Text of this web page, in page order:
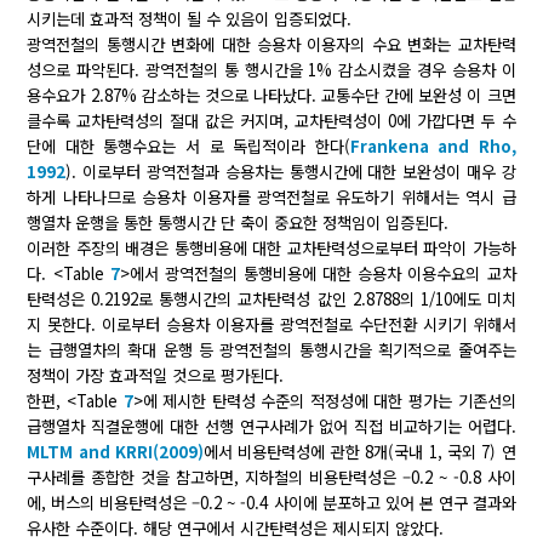
시키는데 효과적 정책이 될 수 있음이 입증되었다.
광역전철의 통행시간 변화에 대한 승용차 이용자의 수요 변화는 교차탄력
성으로 파악된다. 광역전철의 통 행시간을 1% 감소시켰을 경우 승용차 이
용수요가 2.87% 감소하는 것으로 나타났다. 교통수단 간에 보완성 이 크면
클수록 교차탄력성의 절대 값은 커지며, 교차탄력성이 0에 가깝다면 두 수
단에 대한 통행수요는 서 로 독립적이라 한다(Frankena and Rho,
1992). 이로부터 광역전철과 승용차는 통행시간에 대한 보완성이 매우 강
하게 나타나므로 승용차 이용자를 광역전철로 유도하기 위해서는 역시 급
행열차 운행을 통한 통행시간 단 축이 중요한 정책임이 입증된다.
이러한 주장의 배경은 통행비용에 대한 교차탄력성으로부터 파악이 가능하
다. <Table 7>에서 광역전철의 통행비용에 대한 승용차 이용수요의 교차
탄력성은 0.2192로 통행시간의 교차탄력성 값인 2.8788의 1/10에도 미치
지 못한다. 이로부터 승용차 이용자를 광역전철로 수단전환 시키기 위해서
는 급행열차의 확대 운행 등 광역전철의 통행시간을 획기적으로 줄여주는
정책이 가장 효과적일 것으로 평가된다.
한편, <Table 7>에 제시한 탄력성 수준의 적정성에 대한 평가는 기존선의
급행열차 직결운행에 대한 선행 연구사례가 없어 직접 비교하기는 어렵다.
MLTM and KRRI(2009)에서 비용탄력성에 관한 8개(국내 1, 국외 7) 연
구사례를 종합한 것을 참고하면, 지하철의 비용탄력성은 –0.2 ~ -0.8 사이
에, 버스의 비용탄력성은 –0.2 ~ -0.4 사이에 분포하고 있어 본 연구 결과와
유사한 수준이다. 해당 연구에서 시간탄력성은 제시되지 않았다.